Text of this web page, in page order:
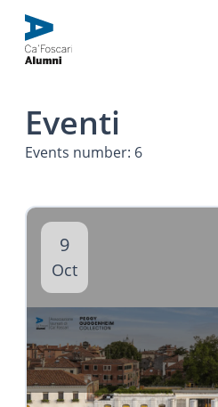
Eventi
Events number: 6
9
Oct